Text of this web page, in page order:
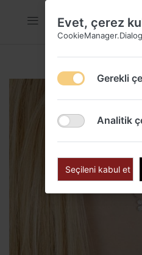
Evet, çerez
Gerekli
Analitik
Seçileni kabul et